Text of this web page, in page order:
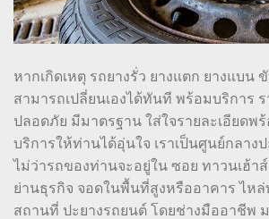
หากเกิดเหตุ รถยางรั่ว ยางแตก ยางแบน
สามารถเปลี่ยนเองได้ทันที พร้อมบริการ ร
ปลอดภัย มีมาตรฐาน ใส่ใจรายละเอียดพ
บริการให้ท่านได้อุ่นใจ เราเป็นศูนย์กลาง
ไม่ว่ารถของท่านจะอยู่ใน ซอย ทาวนเฮ้า
ย่านธุรกิจ จอดในพื้นที่สูงหรืออาคาร ไหล่
สถานที่ ปะยางรถยนต์ โดยช่างมืออาชีพ